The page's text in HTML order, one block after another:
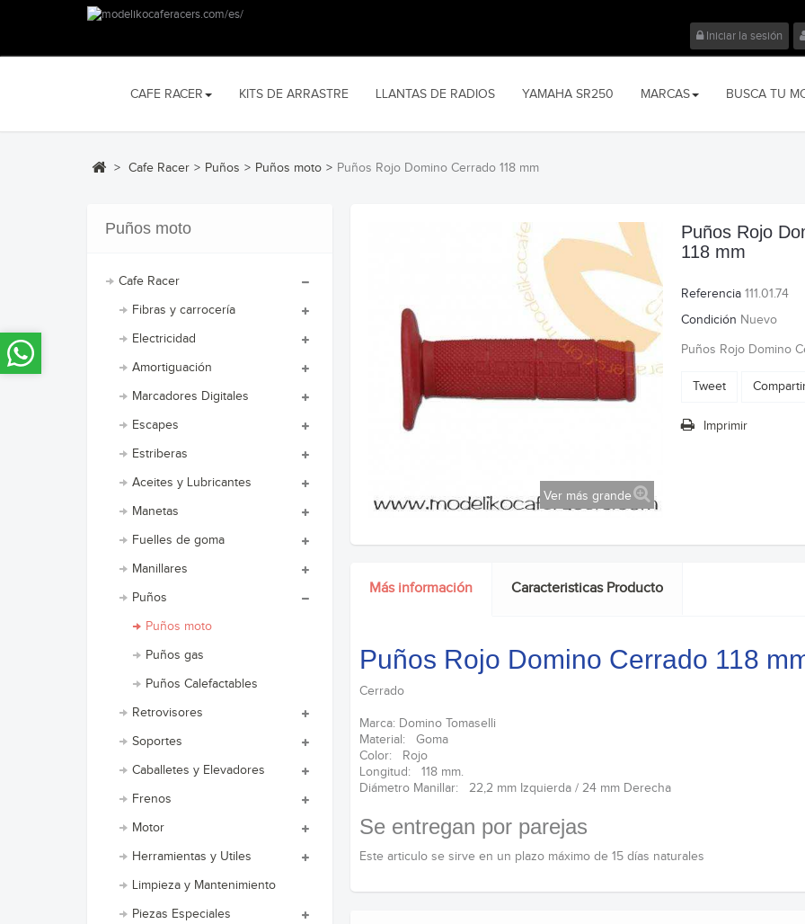
Iniciar la sesión
CAFE RACER KITS DE ARRASTRE LLANTAS DE RADIOS YAMAHA SR250 MARCAS BUSCA TU
> Cafe Racer > Puños > Puños moto > Puños Rojo Domino Cerrado 118 mm
Puños moto
Cafe Racer
Fibras y carrocería
Electricidad
Amortiguación
Marcadores Digitales
Escapes
Estriberas
Aceites y Lubricantes
Manetas
Fuelles de goma
Manillares
Puños
Puños moto
Puños gas
Puños Calefactables
Retrovisores
Soportes
Caballetes y Elevadores
Frenos
Motor
Herramientas y Utiles
Limpieza y Mantenimiento
Piezas Especiales
Ver más grande
Puños Rojo
118 mm
Referencia 111.01.74
Condición Nuevo
Puños Rojo Domino
Tweet
Imprimir
Más información Caracteristicas Producto
Puños Rojo Domino Cerrado 118
Cerrado
Marca: Domino Tomaselli
Material: Goma
Color: Rojo
Longitud: 118 mm.
Diámetro Manillar: 22,2 mm Izquierda / 24 mm Derecha
Se entregan por parejas
Este articulo se sirve en un plazo máximo de 15 días naturales